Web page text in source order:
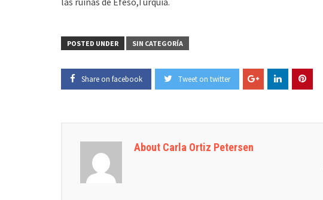
POSTED UNDER SIN CATEGORÍA
Share on facebook Tweet on twitter
About Carla Ortiz Petersen